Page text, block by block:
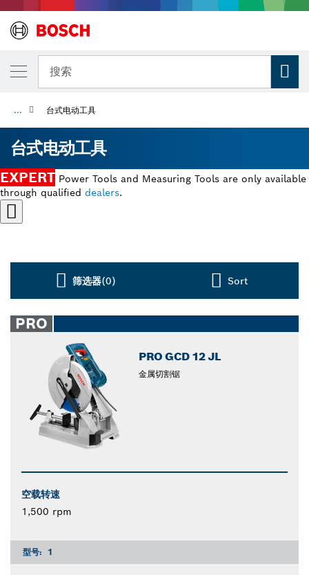
搜索
... 台式电动工具
台式电动工具
EXPERT Power Tools and Measuring Tools are only available
through qualified dealers.
筛选器(0) Sort
closed
PRO
PRO GCD 12 JL
金属切割锯
空载转速
1,500 rpm
型号: 1